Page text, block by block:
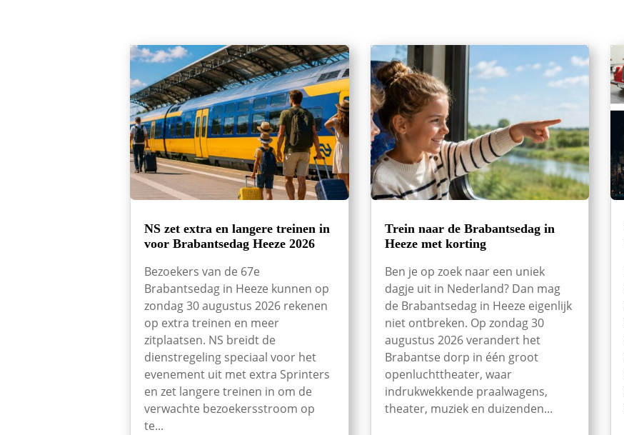
NS zet extra en langere treinen in
voor Brabantsedag Heeze 2026
Bezoekers van de 67e
Brabantsedag in Heeze kunnen op
zondag 30 augustus 2026 rekenen
op extra treinen en meer
zitplaatsen. NS breidt de
dienstregeling speciaal voor het
evenement uit met extra Sprinters
en zet langere treinen in om de
verwachte bezoekersstroom op
te...
Trein naar de Brabantsedag in
Heeze met korting
Ben je op zoek naar een uniek
dagje uit in Nederland? Dan mag
de Brabantsedag in Heeze eigenlijk
niet ontbreken. Op zondag 30
augustus 2026 verandert het
Brabantse dorp in één groot
openluchttheater, waar
indrukwekkende praalwagens,
theater, muziek en duizenden...